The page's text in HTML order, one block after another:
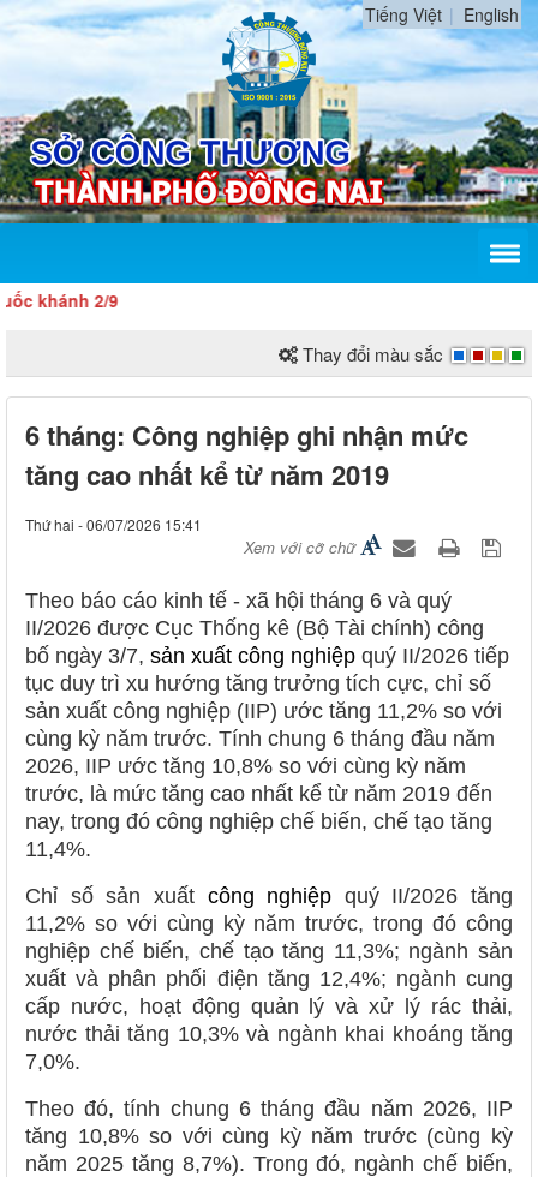
Tiếng Việt English
2/9
Thay đổi màu sắc
6 tháng: Công nghiệp ghi nhận mức
tăng cao nhất kể từ năm 2019
Thứ hai - 06/07/2026 15:41
Xem với cỡ chữ
Theo báo cáo kinh tế - xã hội tháng 6 và quý
II/2026 được Cục Thống kê (Bộ Tài chính) công
bố ngày 3/7, sản xuất công nghiệp quý II/2026 tiếp
tục duy trì xu hướng tăng trưởng tích cực, chỉ số
sản xuất công nghiệp (IIP) ước tăng 11,2% so với
cùng kỳ năm trước. Tính chung 6 tháng đầu năm
2026, IIP ước tăng 10,8% so với cùng kỳ năm
trước, là mức tăng cao nhất kể từ năm 2019 đến
nay, trong đó công nghiệp chế biến, chế tạo tăng
11,4%.
Chỉ số sản xuất công nghiệp quý II/2026 tăng
11,2% so với cùng kỳ năm trước, trong đó công
nghiệp chế biến, chế tạo tăng 11,3%; ngành sản
xuất và phân phối điện tăng 12,4%; ngành cung
cấp nước, hoạt động quản lý và xử lý rác thải,
nước thải tăng 10,3% và ngành khai khoáng tăng
7,0%.
Theo đó, tính chung 6 tháng đầu năm 2026, IIP
tăng 10,8% so với cùng kỳ năm trước (cùng kỳ
năm 2025 tăng 8,7%). Trong đó, ngành chế biến,